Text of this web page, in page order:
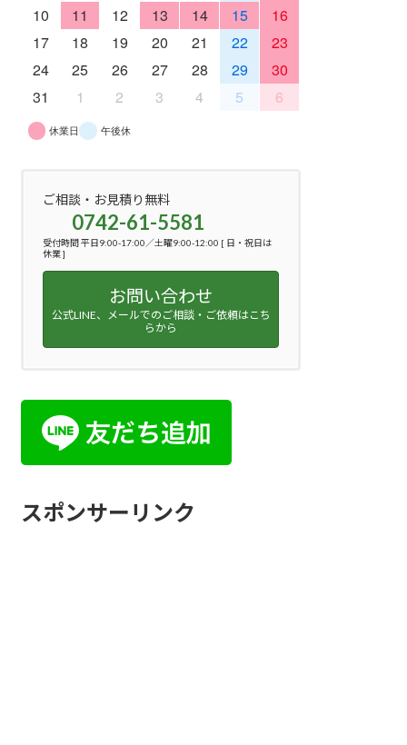
10
11 12 13 14 15
16
17
18 19 20 21 22
23
24
25 26 27 28 29
30
31
1 2 3 4 5 6
休業日 午後休
ご相談・お見積り無料
0742-61-5581
受付時間 平日9:00-17:00／土曜9:00-12:00 [ 日・祝日は
休業 ]
お問い合わせ
公式LINE、メールでのご相談・ご依頼はこち
らから
スポンサーリンク